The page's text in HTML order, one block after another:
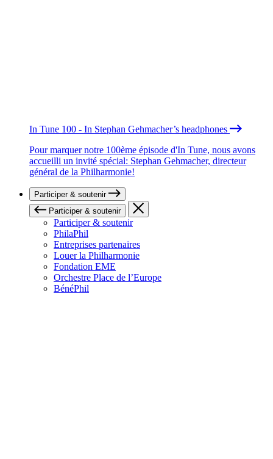
In Tune 100 - In Stephan Gehmacher’s headphones
Pour marquer notre 100ème épisode d'In Tune, nous avons
accueilli un invité spécial: Stephan Gehmacher, directeur
général de la Philharmonie!
Participer & soutenir
Participer & soutenir
Participer & soutenir
PhilaPhil
Entreprises partenaires
Louer la Philharmonie
Fondation EME
Orchestre Place de l’Europe
BénéPhil